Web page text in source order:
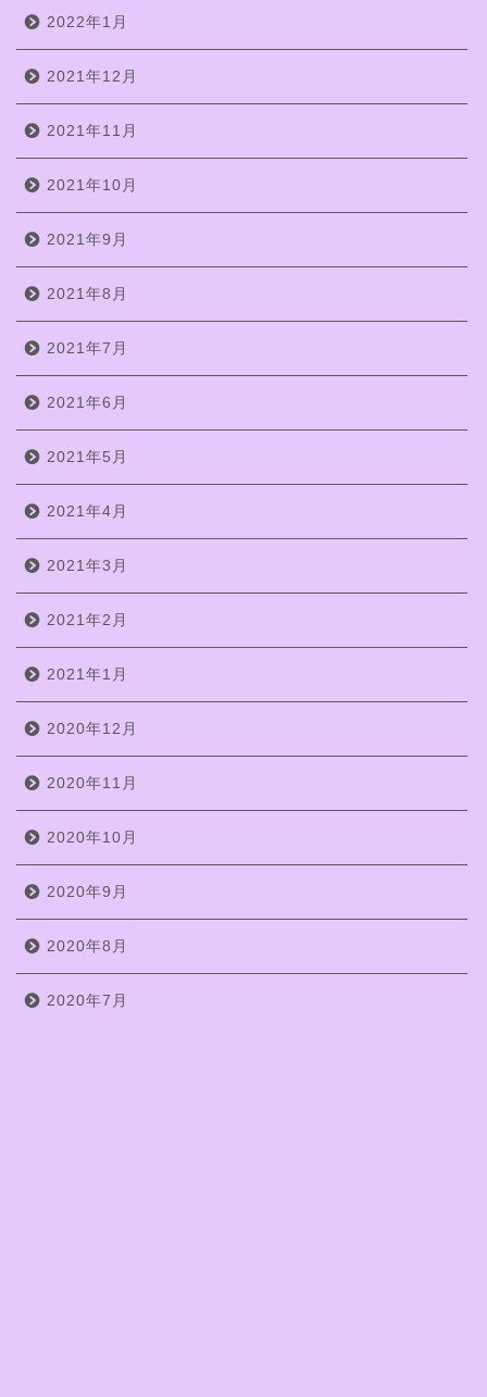
2022年1月
2021年12月
2021年11月
2021年10月
2021年9月
2021年8月
2021年7月
2021年6月
2021年5月
2021年4月
2021年3月
2021年2月
2021年1月
2020年12月
2020年11月
2020年10月
2020年9月
2020年8月
2020年7月